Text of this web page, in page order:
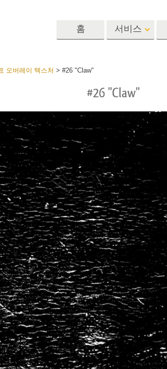
홈 서비스
편집 서비스 AI로 생성된 의류 모델
터칭 서비스 주얼리 리터칭 서비스
프리셋
렉션
Photoshop
포토샵 액션
포토샵 오버레이
포토샵 텍스처
Ps Actions 전체 컬렉션
Ps 오버레이 전체 컬렉
션
오버레이 텍스처 > #26 "Claw"
#26 "Claw"